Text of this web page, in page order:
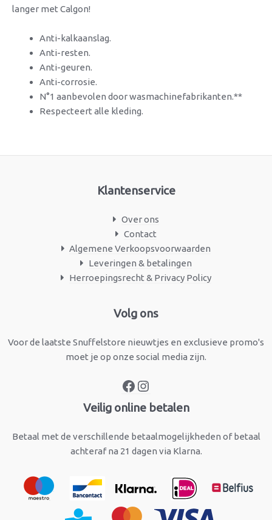
langer met Calgon!
Anti-kalkaanslag.
Anti-resten.
Anti-geuren.
Anti-corrosie.
N°1 aanbevolen door wasmachinefabrikanten.**
Respecteert alle kleding.
Klantenservice
Over ons
Contact
Algemene Verkoopsvoorwaarden
Leveringen & betalingen
Herroepingsrecht & Privacy Policy
Volg ons
Voor de laatste Snuffelstore nieuwtjes en exclusieve promo's
moet je op onze social media zijn.
Facebook
Veilig online betalen
Betaal met de verschillende betaalmogelijkheden of betaal
achteraf na 21 dagen via Klarna.